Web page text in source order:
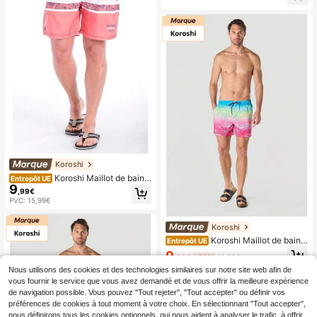
Koroshi
Entrepôt UE Koroshi Maillot de bain a
thlétique pour hommes
9 ,99€
PVC: 15,99€
Koroshi
Entrepôt UE Koroshi Maillot de bain a
thlétique pour hommes
9,99€ -23% 12,99€
Nous utilisons des cookies et des technologies similaires sur notre site web afin de
vous fournir le service que vous avez demandé et de vous offrir la meilleure expérience
de navigation possible. Vous pouvez "Tout rejeter", "Tout accepter" ou définir vos
préférences de cookies à tout moment à votre choix. En sélectionnant "Tout accepter",
nous définirons tous les cookies optionnels, qui nous aident à analyser le trafic, à offrir